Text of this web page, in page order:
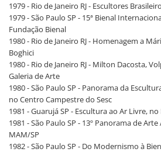
1979 - Rio de Janeiro RJ - Escultores
1979 - São Paulo SP - 15ª Bienal
Fundação Bienal
1980 - Rio de Janeiro RJ - Homenagem a
Boghici
1980 - Rio de Janeiro RJ - Milton Dacosta,
Galeria de Arte
1980 - São Paulo SP - Panorama da
no Centro Campestre do Sesc
1981 - Guarujá SP - Escultura ao Ar Livre,
1981 - São Paulo SP - 13º Panorama de
MAM/SP
1982 - São Paulo SP - Do Modernismo à